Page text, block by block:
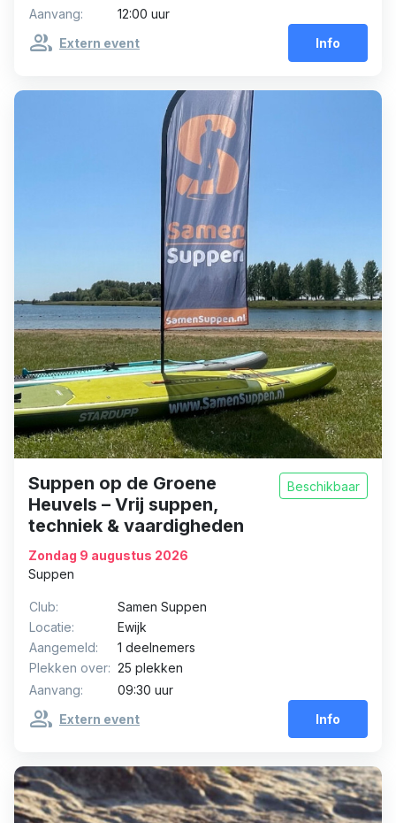
Aanvang:
12:00 uur
group Extern event Info
Suppen op de Groene
Heuvels – Vrij suppen,
techniek & vaardigheden
Zondag 9 augustus 2026
Suppen
Beschikbaar
Club:
Samen Suppen
Locatie:
Ewijk
Aangemeld:
1 deelnemers
Plekken over: 25 plekken
Aanvang:
09:30 uur
group Extern event Info